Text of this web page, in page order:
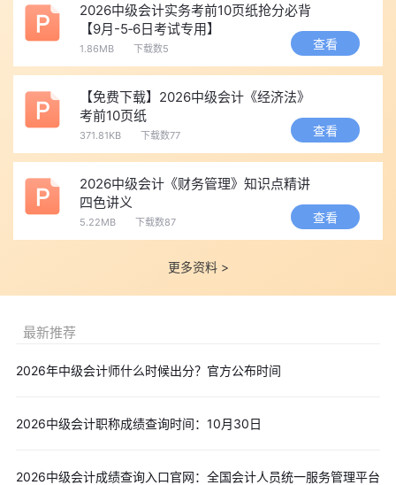
2026中级会计实务考前10页纸抢分必背
【9月-5‑6日考试专用】
1.86MB 下载数5 查看
【免费下载】2026中级会计《经济法》
考前10页纸
371.81KB 下载数77 查看
2026中级会计《财务管理》知识点精讲
四色讲义
5.22MB 下载数87 查看
更多资料 >
最新推荐
2026年中级会计师什么时候出分？官方公布时间
2026中级会计职称成绩查询时间：10月30日
2026中级会计成绩查询入口官网：全国会计人员统一服务管理平台